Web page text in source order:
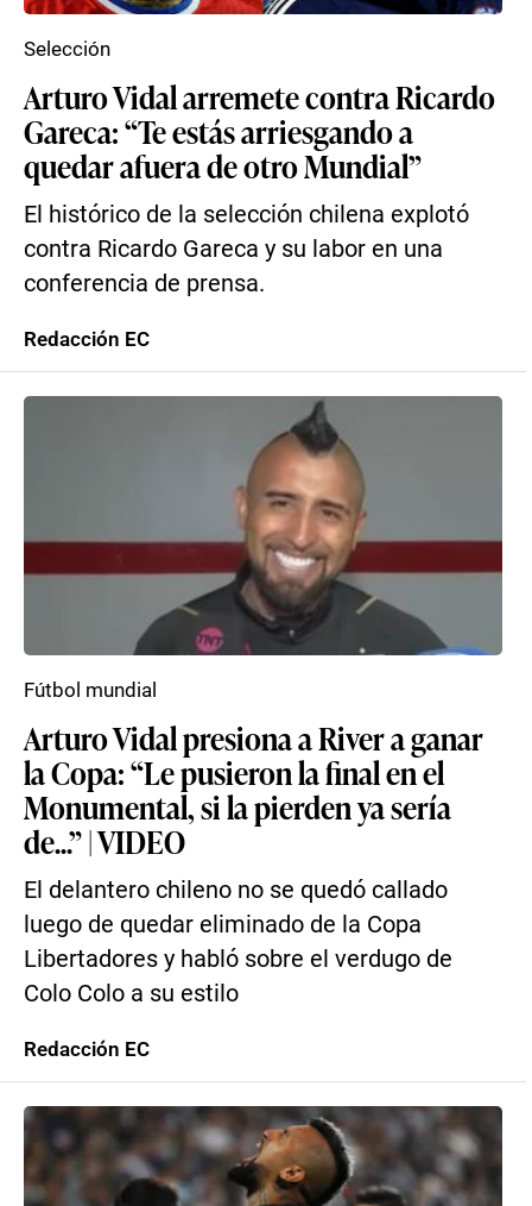
Arturo Vidal arremete contra Ricardo
Gareca: “Te estás arriesgando a
quedar afuera de otro Mundial”
El histórico de la selección chilena explotó
contra Ricardo Gareca y su labor en una
conferencia de prensa.
Selección
Redacción EC
Arturo Vidal presiona a River a ganar
la Copa: “Le pusieron la final en el
Monumental, si la pierden ya sería
de...” | VIDEO
El delantero chileno no se quedó callado
luego de quedar eliminado de la Copa
Libertadores y habló sobre el verdugo de
Colo Colo a su estilo
Fútbol mundial
Redacción EC